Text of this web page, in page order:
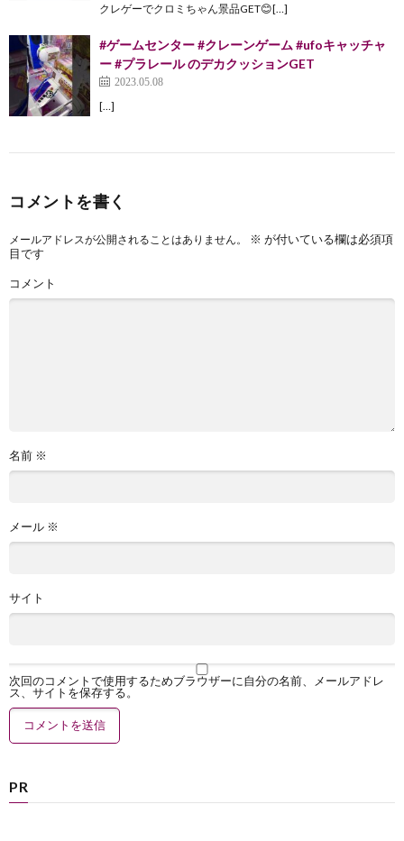
クレゲーでクロミちゃん景品GET😊[…]
#ゲームセンター #クレーンゲーム #ufoキャッチャ
ー #プラレール のデカクッションGET
2023.05.08
[…]
コメントを書く
メールアドレスが公開されることはありません。 ※ が付いている欄は必須項
目です
コメント
名前 ※
メール ※
サイト
次回のコメントで使用するためブラウザーに自分の名前、メールアドレ
ス、サイトを保存する。
PR